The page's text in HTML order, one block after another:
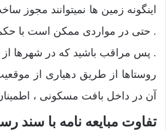
اینگونه زمین ها نمیتوانند مجوز
. حتی در مواردی ممکن است با
. پس مراقب باشید که در شهرها
روستاها از طریق دهیاری از
آن در داخل بافت مسکونی ،
تفاوت مبایعه نامه با سند